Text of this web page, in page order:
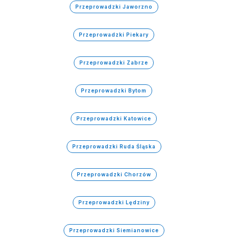
Przeprowadzki Jaworzno
Przeprowadzki Piekary
Przeprowadzki Zabrze
Przeprowadzki Bytom
Przeprowadzki Katowice
Przeprowadzki Ruda Śląska
Przeprowadzki Chorzów
Przeprowadzki Lędziny
Przeprowadzki Siemianowice